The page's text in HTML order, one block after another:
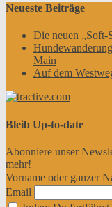
Neueste Beiträge
Die neuen „Soft-
Main
Auf dem
Bleib Up-to-date
Abonniere unser
mehr!
Vorname oder ganzer
Email